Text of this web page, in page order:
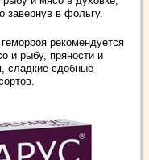
завернув в фольгу.
рекомендуется
и рыбу, пряности и
сладкие сдобные